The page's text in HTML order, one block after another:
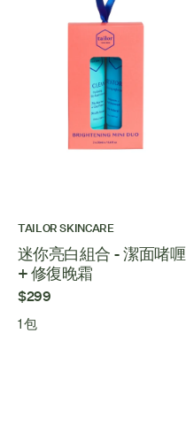
TAILOR SKINCARE
迷你亮白組合 - 潔面啫喱
+ 修復晚霜
$299
1 包